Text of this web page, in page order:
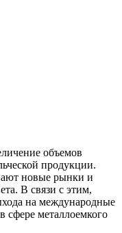
объемов
продукции.
новые рынки и
В связи с этим,
на международные
сфере металлоемкого